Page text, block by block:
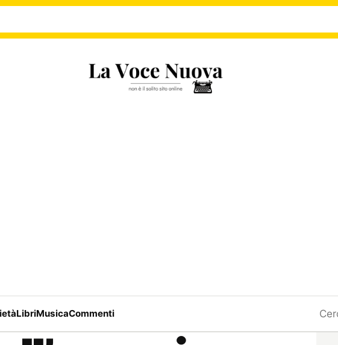
LibriMusicaCommenti